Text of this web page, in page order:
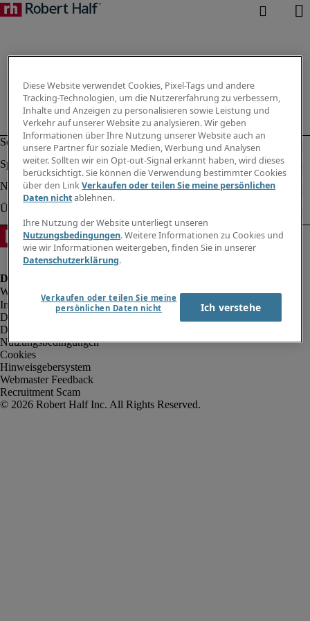
Impressum
Datenschutz
Datenschutz Arbeitnehmer/Zeitarbeitskräfte
Nutzungsbedingungen
Cookies
Hinweisgebersystem
Webmaster Feedback
Recruitment Scam
Diese Website verwendet Cookies, Pixel-Tags und andere
Tracking-Technologien, um die Nutzererfahrung zu verbessern,
Inhalte und Anzeigen zu personalisieren sowie Leistung und
Verkehr auf unserer Website zu analysieren. Wir geben
Informationen über Ihre Nutzung unserer Website auch an
unsere Partner für soziale Medien, Werbung und Analysen
weiter. Sollten wir ein Opt-out-Signal erkannt haben, wird dieses
berücksichtigt. Sie können die Verwendung bestimmter Cookies
über den LinkVerkaufen oder teilen Sie meine persönlichen
Daten nichtablehnen.
Ihre Nutzung der Website unterliegt unseren
Nutzungsbedingungen. Weitere Informationen zu Cookies und
wie wir Informationen weitergeben, finden Sie in unserer
Datenschutzerklärung.
Verkaufen oder teilen Sie meine
persönlichen Daten nicht
Ich verstehe